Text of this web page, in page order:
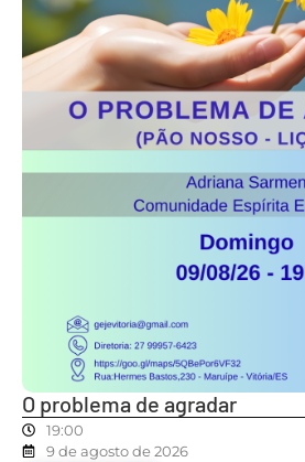
O problema de agradar
19:00
9 de agosto de 2026